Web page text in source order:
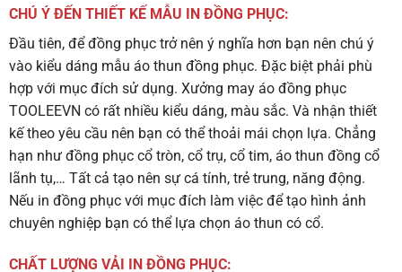
CHÚ Ý ĐẾN THIẾT KẾ MẪU IN ĐỒNG PHỤC:
Đầu tiên, để đồng phục trở nên ý nghĩa hơn bạn nên chú ý
vào kiểu dáng mẫu áo thun đồng phục. Đặc biệt phải phù
hợp với mục đích sử dụng. Xưởng may áo đồng phục
TOOLEEVN có rất nhiều kiểu dáng, màu sắc. Và nhận thiết
kế theo yêu cầu nên bạn có thể thoải mái chọn lựa. Chẳng
hạn như đồng phục cổ tròn, cổ trụ, cổ tim, áo thun đồng cổ
lãnh tụ,… Tất cả tạo nên sự cá tính, trẻ trung, năng động.
Nếu in đồng phục với mục đích làm việc để tạo hình ảnh
chuyên nghiệp bạn có thể lựa chọn áo thun có cổ.
CHẤT LƯỢNG VẢI IN ĐỒNG PHỤC: